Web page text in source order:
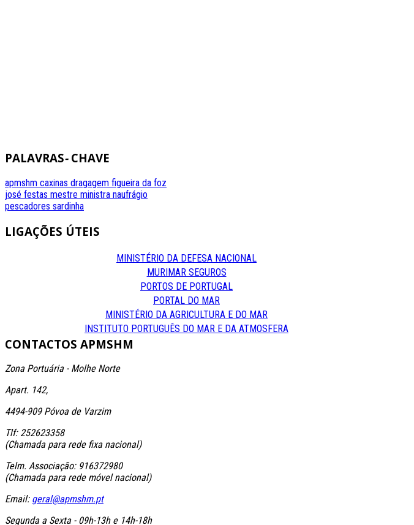
PALAVRAS-CHAVE
apmshm caxinas dragagem figueira da foz
josé festas mestre ministra naufrágio
pescadores sardinha
LIGAÇÕES ÚTEIS
MINISTÉRIO DA DEFESA NACIONAL
MURIMAR SEGUROS
PORTOS DE PORTUGAL
PORTAL DO MAR
MINISTÉRIO DA AGRICULTURA E DO MAR
INSTITUTO PORTUGUÊS DO MAR E DA ATMOSFERA
CONTACTOS APMSHM
Zona Portuária - Molhe Norte
Apart. 142,
4494-909 Póvoa de Varzim
Tlf: 252623358
(Chamada para rede fixa nacional)
Telm. Associação: 916372980
(Chamada para rede móvel nacional)
Email: geral@apmshm.pt
Segunda a Sexta - 09h-13h e 14h-18h